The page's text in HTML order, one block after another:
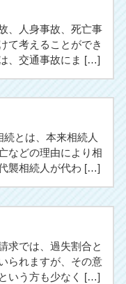
、人身事故、死亡事
て考えることができ
、交通事故にま […]
とは、本来相続人
などの理由により相
襲相続人が代わ […]
求では、過失割合と
られますが、その意
いう方も少なく […]